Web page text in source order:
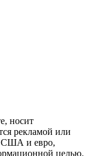
носит
рекламой или
США и евро,
целью.